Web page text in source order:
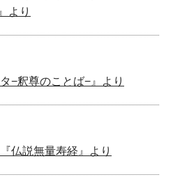
より
−釈尊のことば−』より
仏説無量寿経』より